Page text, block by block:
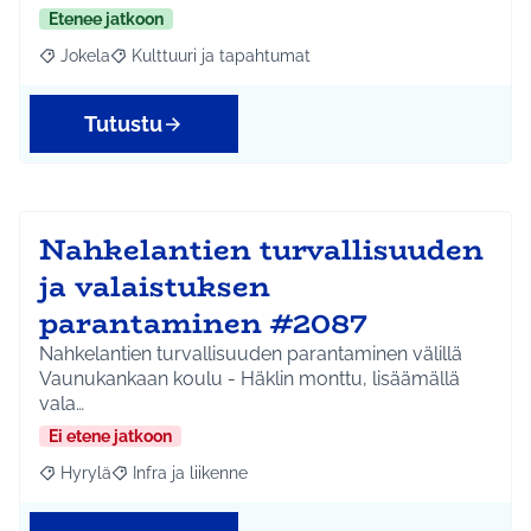
Etenee jatkoon
Rajaa tulokset aihepiirin mukaan: Jokela
Jokela Rajaa tulokset teeman mukaan: Kulttuuri ja
Kulttuuri ja tapahtumat
Tutustu
Nahkelantien turvallisuuden
ja valaistuksen
parantaminen #2087
Nahkelantien turvallisuuden parantaminen välillä
Vaunukankaan koulu - Häklin monttu, lisäämällä
vala…
Ei etene jatkoon
Rajaa tulokset aihepiirin mukaan: Hyrylä
Hyrylä Rajaa tulokset teeman mukaan: Infra ja liikenne
Infra ja liikenne